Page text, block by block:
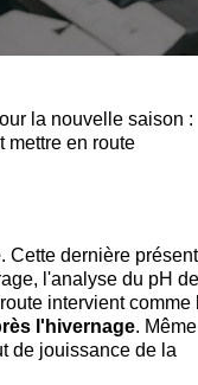
la nouvelle saison :
mettre en route
. Cette dernière
l'analyse du pH de
intervient comme
l'hivernage. Même
de jouissance de la